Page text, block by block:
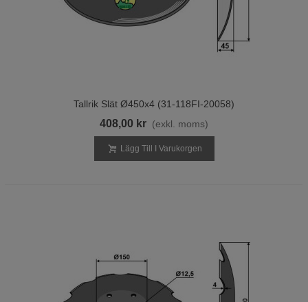
Tallrik Slät Ø450x4 (31-118FI-20058)
408,00 kr (exkl. moms)
Lägg Till I Varukorgen